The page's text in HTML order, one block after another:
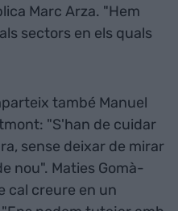
Marc Arza. "Hem
sectors en els quals
també Manuel
"S'han de cuidar
sense deixar de mirar
nou". Maties Gomà-
cal creure en un